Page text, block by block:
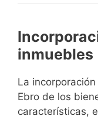
inmuebles
La
Ebro de los
características,